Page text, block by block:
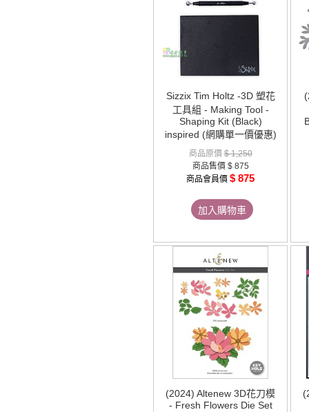
Sizzix Tim Holtz -3D 塑花
工具組 - Making Tool -
Shaping Kit (Black)
inspired (網購單一價優惠)
商品原價$ 1,250
商品售價 $ 875
商品會員價 $ 875
加入購物車
(2024) Altenew 3D花刀模
- Fresh Flowers Die Set